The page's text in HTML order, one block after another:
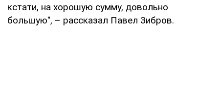
кстати, на хорошую сумму, довольно
большую", – рассказал Павел Зибров.